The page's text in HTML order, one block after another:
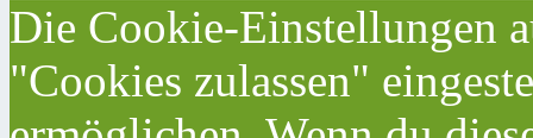
Die Cookie-Einstellungen
"Cookies zulassen"